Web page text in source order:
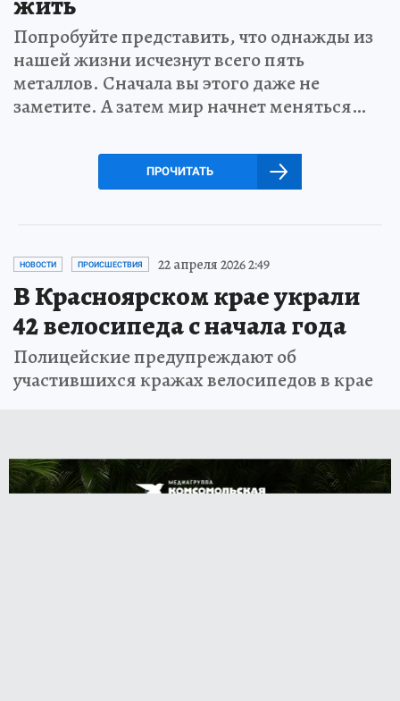
Попробуйте представить, что однажды из
нашей жизни исчезнут всего пять
металлов. Сначала вы этого даже не
заметите. А затем мир начнет меняться…
ПРОЧИТАТЬ
НОВОСТИ ПРОИСШЕСТВИЯ 22 апреля 2026 2:49
В Красноярском крае украли
42 велосипеда с начала года
Полицейские предупреждают об
участившихся кражах велосипедов в крае